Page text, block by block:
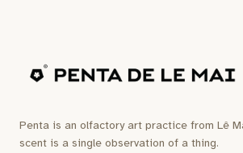
Penta is an olfactory art practice from Lê
scent is a single observation of a thing.